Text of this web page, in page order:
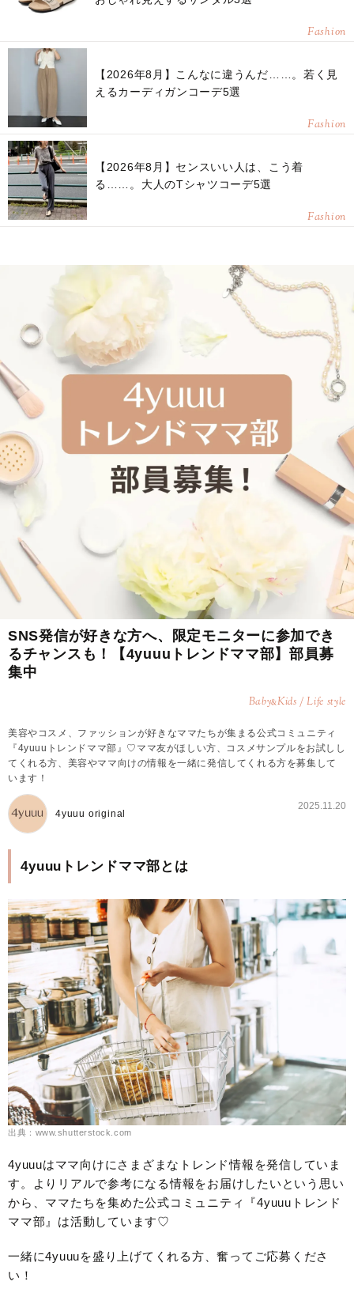
Fashion
【2026年8月】こんなに違うんだ……。若く見
えるカーディガンコーデ5選
Fashion
【2026年8月】センスいい人は、こう着
る……。大人のTシャツコーデ5選
Fashion
SNS発信が好きな方へ、限定モニターに参加でき
るチャンスも！【4yuuuトレンドママ部】部員募
集中
Baby&Kids / Life style
美容やコスメ、ファッションが好きなママたちが集まる公式コミュニティ
『4yuuuトレンドママ部』♡ママ友がほしい方、コスメサンプルをお試しし
てくれる方、美容やママ向けの情報を一緒に発信してくれる方を募集して
います！
4yuuu original
2025.11.20
4yuuuトレンドママ部とは
出典：www.shutterstock.com
4yuuuはママ向けにさまざまなトレンド情報を発信していま
す。よりリアルで参考になる情報をお届けしたいという思い
から、ママたちを集めた公式コミュニティ『4yuuuトレンド
ママ部』は活動しています♡
一緒に4yuuuを盛り上げてくれる方、奮ってご応募くださ
い！